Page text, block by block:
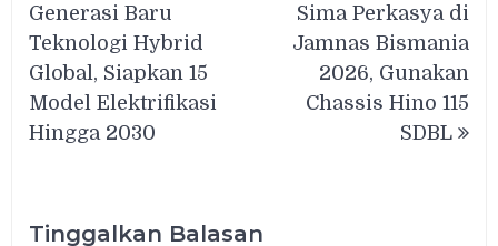
Generasi Baru
Teknologi Hybrid
Global, Siapkan 15
Model Elektrifikasi
Hingga 2030
Sima Perkasya di
Jamnas Bismania
2026, Gunakan
Chassis Hino 115
SDBL
Tinggalkan Balasan